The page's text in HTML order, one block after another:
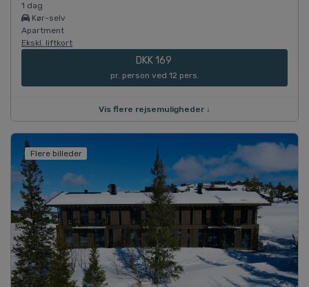
1 dag
Kør-selv
Apartment
Ekskl. liftkort
DKK 169
pr. person ved 12 pers.
Vis flere rejsemuligheder ↓
Flere billeder